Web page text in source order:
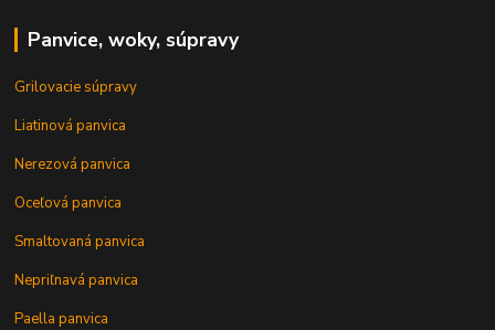
Panvice, woky, súpravy
Grilovacie súpravy
Liatinová panvica
Nerezová panvica
Oceľová panvica
Smaltovaná panvica
Nepriľnavá panvica
Paella panvica